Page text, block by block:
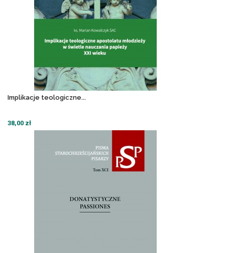
Implikacje teologiczne...
38,00 zł